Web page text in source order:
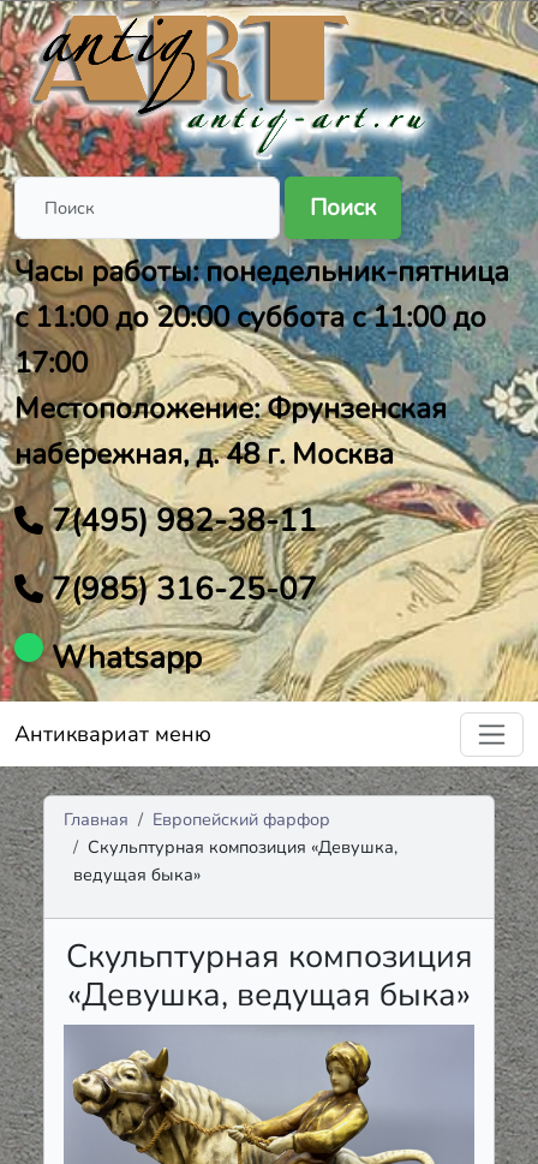
Поиск
Часы работы: понедельник-пятница
с 11:00 до 20:00 суббота с 11:00 до
17:00
Местоположение: Фрунзенская
набережная, д. 48 г. Москва
7(495) 982-38-11
7(985) 316-25-07
Whatsapp
Антиквариат меню
Главная
Европейский фарфор
Скульптурная композиция «Девушка,
ведущая быка»
Скульптурная композиция
«Девушка, ведущая быка»